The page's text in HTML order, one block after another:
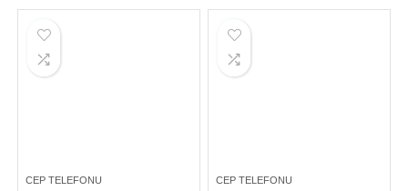
CEP TELEFONU CEP TELEFONU